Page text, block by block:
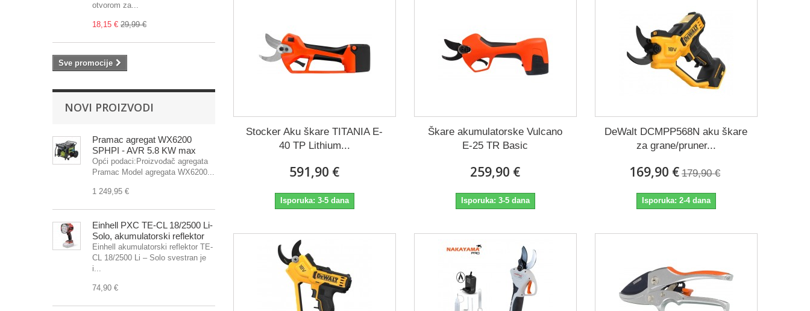
otvorom za...
18,15 € 29,99 €
Sve promocije
NOVI PROIZVODI
Pramac agregat WX6200
SPHPI - AVR 5.8 KW max
Opći podaci:Proizvođač agregata
Pramac Model agregata WX6200...
1 249,95 €
Einhell PXC TE-CL 18/2500 Li-
Solo, akumulatorski reflektor
Einhell akumulatorski reflektor TE-
CL 18/2500 Li – Solo svestran je
i...
74,90 €
Stocker Aku škare TITANIA E-
40 TP Lithium...
591,90 €
Isporuka: 3-5 dana
Škare akumulatorske Vulcano
E-25 TR Basic
259,90 €
Isporuka: 3-5 dana
DeWalt DCMPP568N aku škare
za grane/pruner...
169,90 € 179,90 €
Isporuka: 2-4 dana